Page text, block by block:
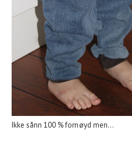
Ikke sånn 100 % fornøyd men...